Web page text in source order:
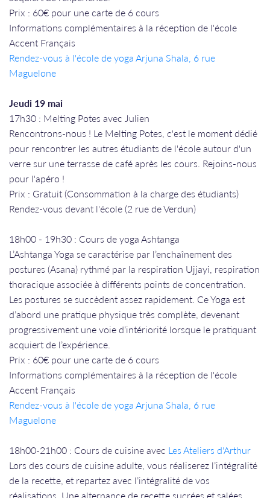
Prix : 60€ pour une carte de 6 cours
Informations complémentaires à la réception de l'école
Accent Français
Rendez-vous à l'école de yoga Arjuna Shala, 6 rue
Maguelone
Jeudi 19 mai
17h30 : Melting Potes avec Julien
Rencontrons-nous ! Le Melting Potes, c'est le moment dédié
pour rencontrer les autres étudiants de l'école autour d'un
verre sur une terrasse de café après les cours. Rejoins-nous
pour l'apéro !
​​​​​​​Prix : Gratuit (Consommation à la charge des étudiants)
Rendez-vous devant l'école (2 rue de Verdun)
​​​​​​​18h00 - 19h30 : Cours de yoga Ashtanga
L’Ashtanga Yoga se caractérise par l’enchaînement des
postures (Asana) rythmé par la respiration Ujjayi, respiration
thoracique associée à différents points de concentration.
Les postures se succèdent assez rapidement. Ce Yoga est
d’abord une pratique physique très complète, devenant
progressivement une voie d’intériorité lorsque le pratiquant
acquiert de l’expérience.
Prix : 60€ pour une carte de 6 cours
Informations complémentaires à la réception de l'école
Accent Français
Rendez-vous à l'école de yoga Arjuna Shala, 6 rue
Maguelone
18h00-21h00 : Cours de cuisine avec Les Ateliers d'Arthur
Lors des cours de cuisine adulte, vous réaliserez l’intégralité
de la recette, et repartez avec l’intégralité de vos